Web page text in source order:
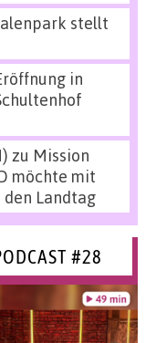
stellt
in
zu Mission
möchte mit
Landtag
#28